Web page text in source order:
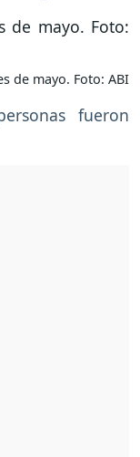
de mayo. Foto: ABI
fueron